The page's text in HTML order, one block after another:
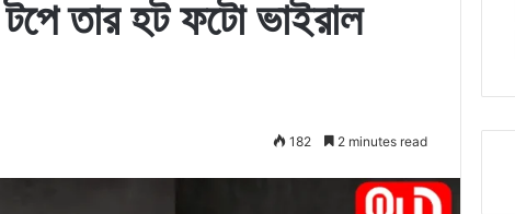
তার হট ফটো ভাইরাল
182 2 minutes read